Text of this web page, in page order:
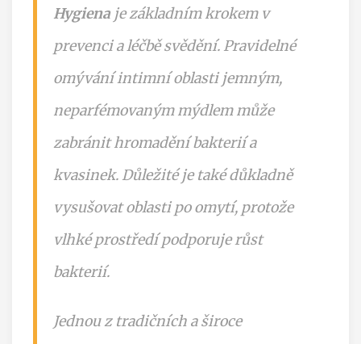
Hygiena je základním krokem v
prevenci a léčbě svědění. Pravidelné
omývání intimní oblasti jemným,
neparfémovaným mýdlem může
zabránit hromadění bakterií a
kvasinek. Důležité je také důkladně
vysušovat oblasti po omytí, protože
vlhké prostředí podporuje růst
bakterií.
Jednou z tradičních a široce